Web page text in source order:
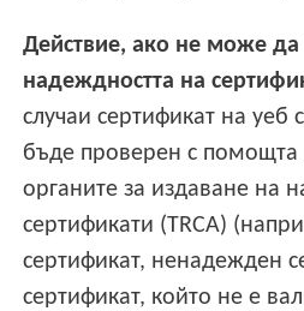
Действие, ако не може да
надеждността на
случаи сертификат на уеб
бъде проверен с
органите за издаване на
сертификати (TRCA)
сертификат, ненадежден
сертификат, който не е